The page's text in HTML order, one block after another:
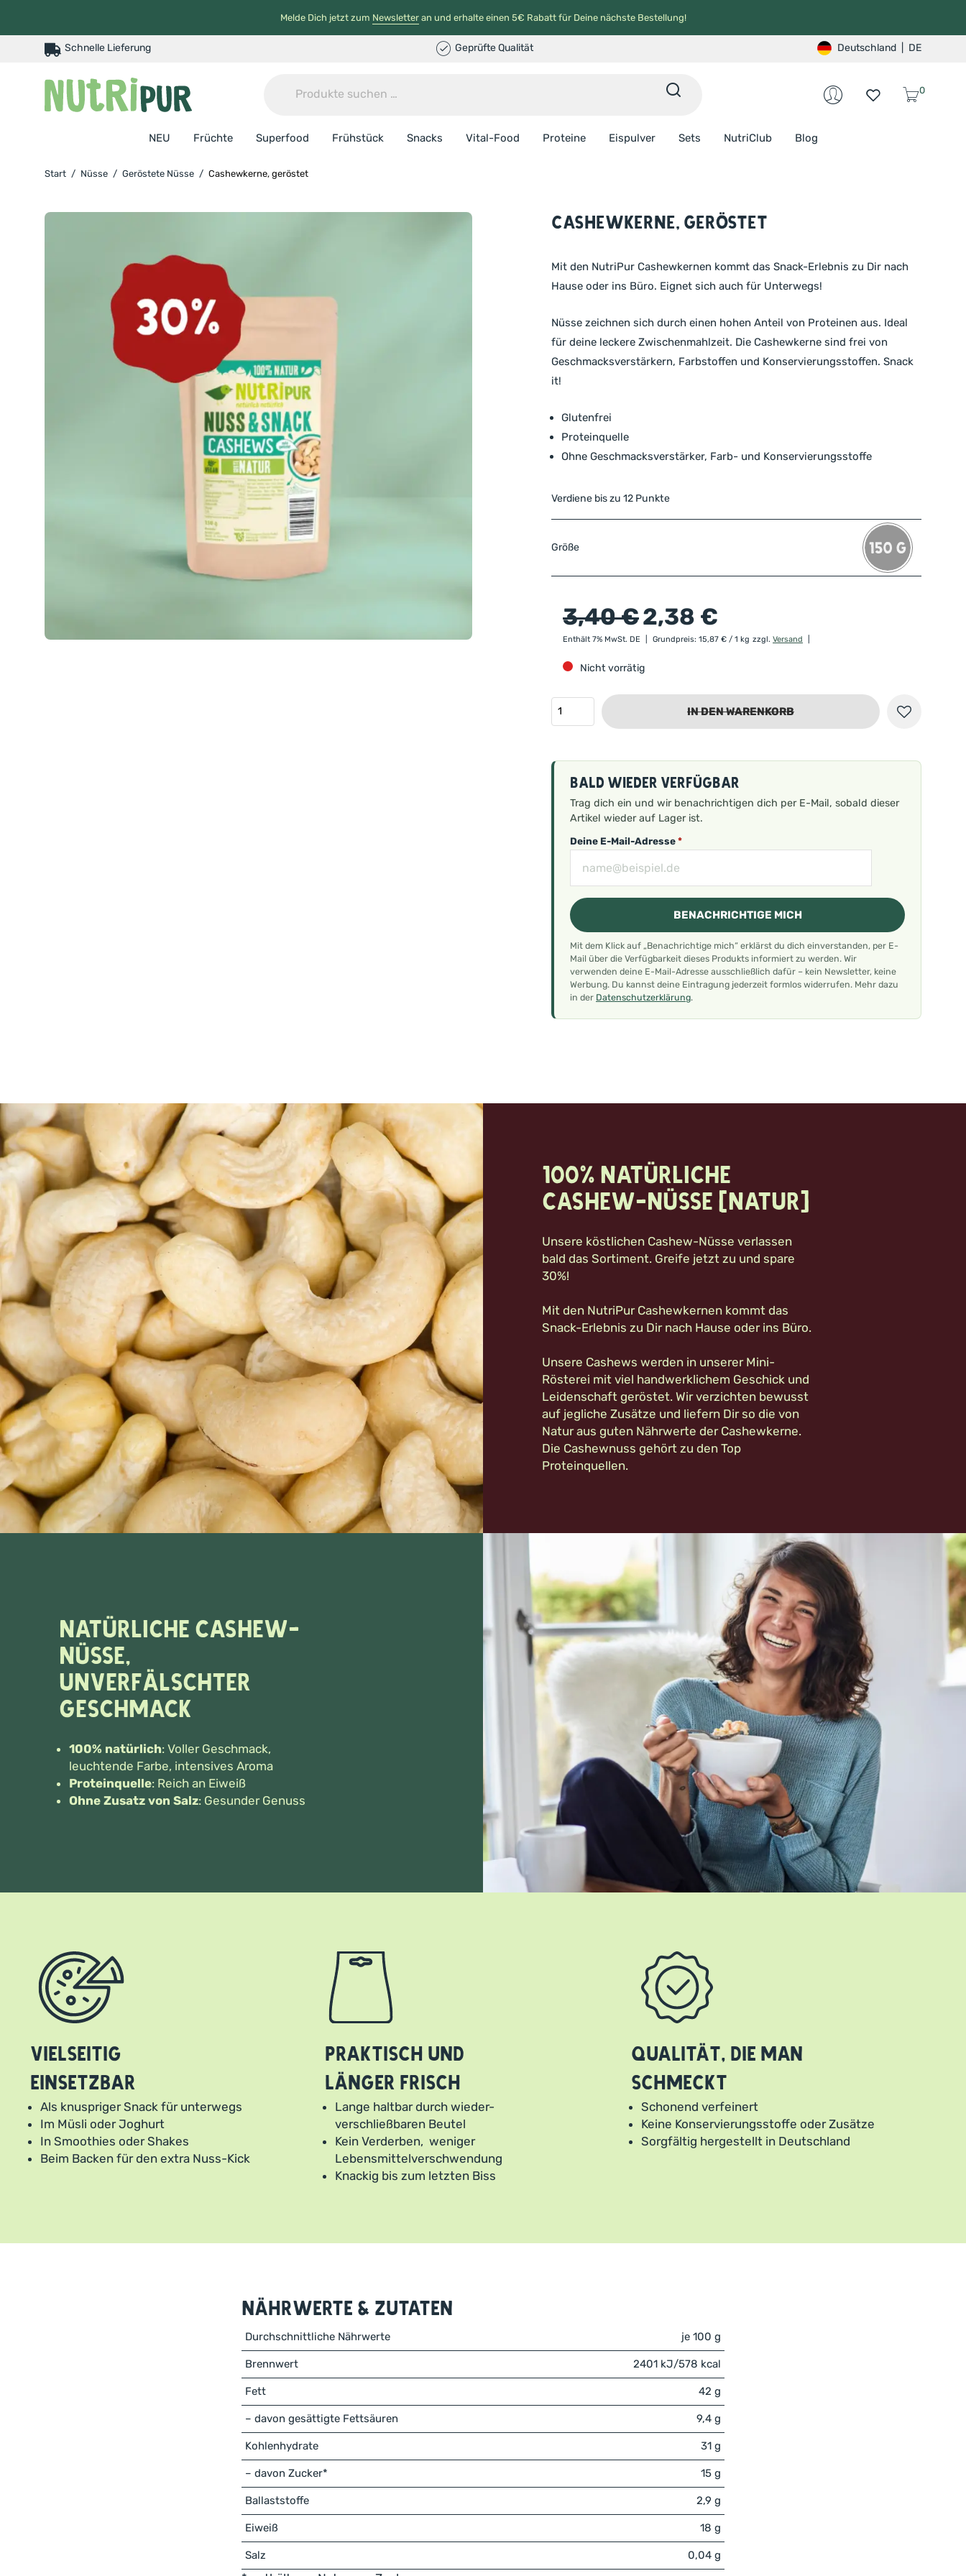
Melde Dich jetzt zum Newsletteran und erhalte einen 5€ Rabatt für Deine nächste Bestellung!
Schnelle Lieferung Geprüfte Qualität Deutschland DE
0
NEU Früchte Superfood Frühstück Snacks Vital-Food Proteine Eispulver Sets NutriClub Blog
Start / Nüsse / Geröstete Nüsse / Cashewkerne, geröstet
Cashewkerne, geröstet
Mit den NutriPur Cashewkernen kommt das Snack-Erlebnis zu Dir nach
Hause oder ins Büro. Eignet sich auch für Unterwegs!
Nüsse zeichnen sich durch einen hohen Anteil von Proteinen aus. Ideal
für deine leckere Zwischenmahlzeit. Die Cashewkerne sind frei von
Geschmacksverstärkern, Farbstoffen und Konservierungsstoffen. Snack
it!
Glutenfrei
Proteinquelle
Ohne Geschmacksverstärker, Farb- und Konservierungsstoffe
Verdiene bis zu 12 Punkte
Größe
3,40€2,38 €
Enthält 7% MwSt. DE Grundpreis: 15,87 € / 1 kg zzgl. Versand
Nicht vorrätig
IN DEN WARENKORB
Bald wieder verfügbar
Trag dich ein und wir benachrichtigen dich per E-Mail, sobald dieser
Artikel wieder auf Lager ist.
Deine E-Mail-Adresse*
BENACHRICHTIGE MICH
Mit dem Klick auf „Benachrichtige mich“ erklärst du dich einverstanden, per E-
Mail über die Verfügbarkeit dieses Produkts informiert zu werden. Wir
verwenden deine E-Mail-Adresse ausschließlich dafür – kein Newsletter, keine
Werbung. Du kannst deine Eintragung jederzeit formlos widerrufen. Mehr dazu
in der Datenschutzerklärung.
100% natürliche
Cashew-Nüsse (natur)
Unsere köstlichen Cashew-Nüsse verlassen
bald das Sortiment. Greife jetzt zu und spare
30%!
Mit den NutriPur Cashewkernen kommt das
Snack-Erlebnis zu Dir nach Hause oder ins Büro.
Unsere Cashews werden in unserer Mini-
Rösterei mit viel handwerklichem Geschick und
Leidenschaft geröstet. Wir verzichten bewusst
auf jegliche Zusätze und liefern Dir so die von
Natur aus guten Nährwerte der Cashewkerne.
Die Cashewnuss gehört zu den Top
Proteinquellen.
Natürliche Cashew-
Nüsse,
unverfälschter
Geschmack
100% natürlich: Voller Geschmack,
leuchtende Farbe, intensives Aroma
Proteinquelle: Reich an Eiweiß
Ohne Zusatz von Salz: Gesunder Genuss
Vielseitig
einsetzbar
Als knuspriger Snack für unterwegs
Im Müsli oder Joghurt
In Smoothies oder Shakes
Beim Backen für den extra Nuss-Kick
Praktisch und
länger frisch
Lange haltbar durch wieder-
verschließbaren Beutel
Kein Verderben, weniger
Lebensmittelverschwendung
Knackig bis zum letzten Biss
Qualität, die man
schmeckt
Schonend verfeinert
Keine Konservierungsstoffe oder Zusätze
Sorgfältig hergestellt in Deutschland
Nährwerte & Zutaten
Durchschnittliche Nährwerte je 100 g
Brennwert 2401 kJ/578 kcal
Fett 42 g
– davon gesättigte Fettsäuren 9,4 g
Kohlenhydrate 31 g
– davon Zucker* 15 g
Ballaststoffe 2,9 g
Eiweiß 18 g
Salz 0,04 g